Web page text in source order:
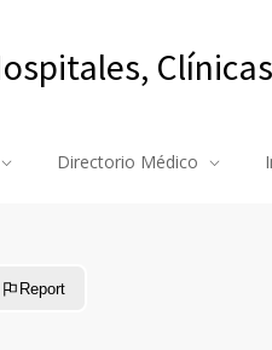
Directorio Médico
Report